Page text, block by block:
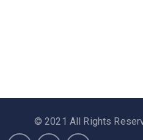
© 2021 All Rights